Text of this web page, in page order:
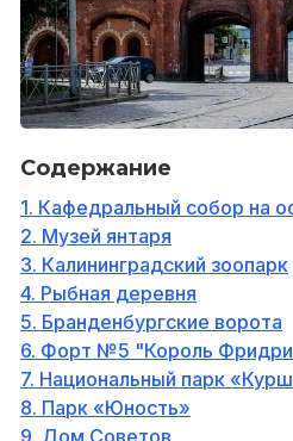
Содержание
1. Кафедральный собор на
2. Музей янтаря
3. Калининградский зоопарк
4. Рыбная деревня
5. Бранденбургские ворота
6. Форт №5 "Король
7. Национальный парк
8. Парк «Юность»
9. Дом Советов